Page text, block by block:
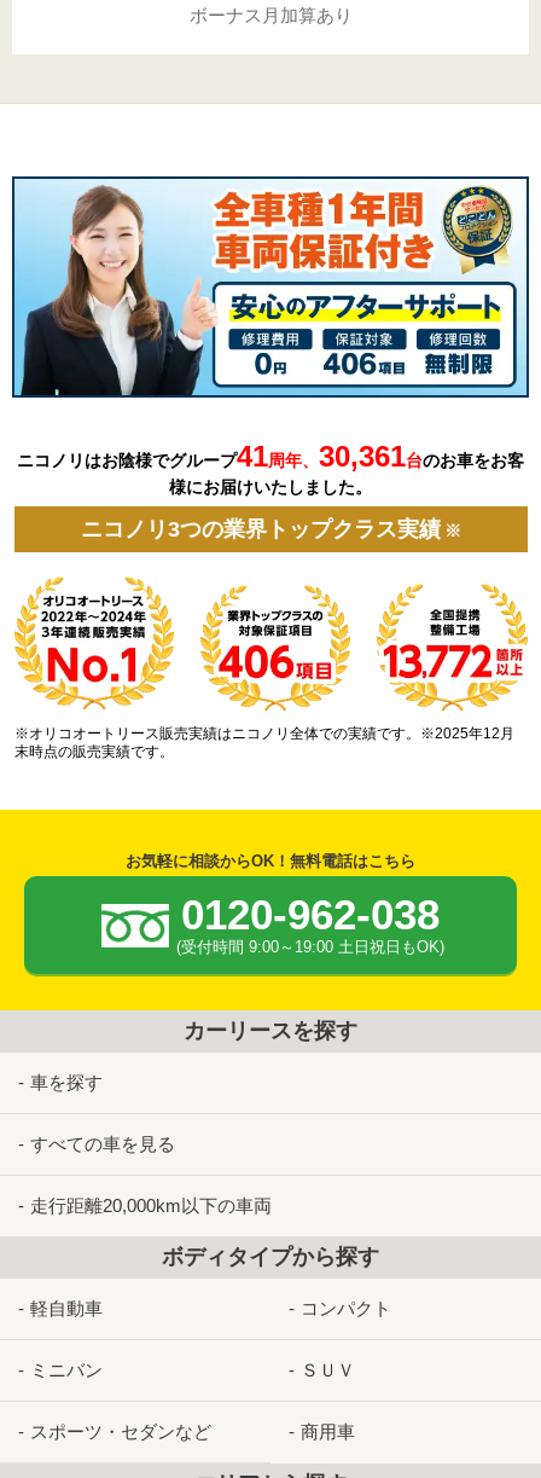
ボーナス月加算あり
ニコノリはお陰様でグループ41周年、 30,361台のお車をお客
様にお届けいたしました。
ニコノリ3つの業界トップクラス実績 ※
※オリコオートリース販売実績はニコノリ全体での実績です。※2025年12月
末時点の販売実績です。
お気軽に相談からOK！無料電話はこちら
0120-962-038
(受付時間 9:00～19:00 土日祝日もOK)
カーリースを探す
車を探す
すべての車を見る
走行距離20,000km以下の車両
ボディタイプから探す
軽自動車 コンパクト
ミニバン ＳＵＶ
スポーツ・セダンなど 商用車